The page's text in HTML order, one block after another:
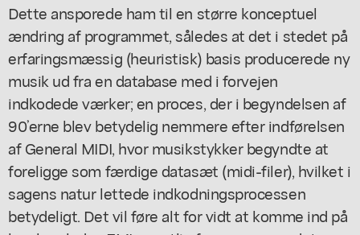
Dette ansporede ham til en større konceptuel
ændring af programmet, således at det i stedet på
erfaringsmæssig (heuristisk) basis producerede ny
musik ud fra en database med i forvejen
indkodede værker; en proces, der i begyndelsen af
90’erne blev betydelig nemmere efter indførelsen
afGeneral MIDI, hvor musikstykker begyndte at
foreligge som færdige datasæt (midi-filer), hvilket i
sagens natur lettede indkodningsprocessen
betydeligt. Det vil føre alt for vidt at komme ind på